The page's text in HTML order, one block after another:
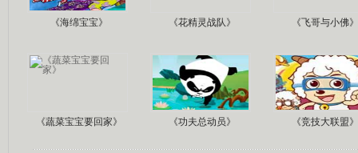
《海绵宝宝》 《花精灵战队》 《飞哥与小佛》
《蔬菜宝宝要回家》 《功夫总动员》 《竞技大联盟》